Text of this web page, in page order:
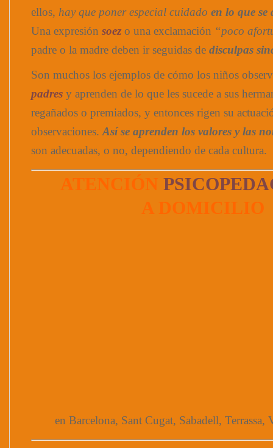
ellos, hay que poner especial cuidado en lo que se
Una expresión soez o una exclamación “poco
padre o la madre deben ir seguidas de disculpas
Son muchos los ejemplos de cómo los niños
padres y aprenden de lo que les sucede a sus
regañados o premiados, y entonces rigen su
observaciones. Así se aprenden los valores y las
son adecuadas, o no, dependiendo de cada cultura.
ATENCIÓN
A DOMICILIO
en Barcelona, Sant Cugat, Sabadell, Terrassa,